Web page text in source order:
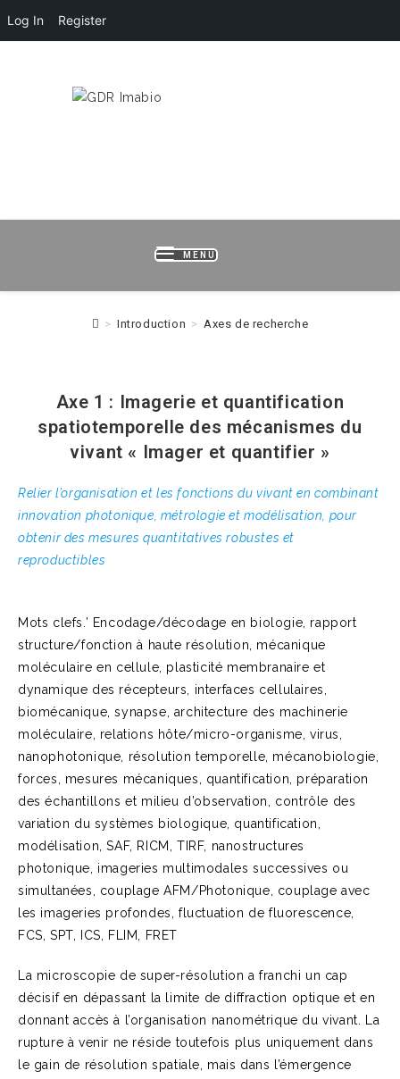
Log In Register
MENU
> Introduction > Axes de recherche
Axe 1 : Imagerie et quantification
spatiotemporelle des mécanismes du
vivant « Imager et quantifier »
Relier l’organisation et les fonctions du vivant en combinant
innovation photonique, métrologie et modélisation, pour
obtenir des mesures quantitatives robustes et
reproductibles
Mots clefs.’ Encodage/décodage en biologie, rapport
structure/fonction à haute résolution, mécanique
moléculaire en cellule, plasticité membranaire et
dynamique des récepteurs, interfaces cellulaires,
biomécanique, synapse, architecture des machinerie
moléculaire, relations hôte/micro-organisme, virus,
nanophotonique, résolution temporelle, mécanobiologie,
forces, mesures mécaniques, quantification, préparation
des échantillons et milieu d’observation, contrôle des
variation du systèmes biologique, quantification,
modélisation, SAF, RICM, TIRF, nanostructures
photonique, imageries multimodales successives ou
simultanées, couplage AFM/Photonique, couplage avec
les imageries profondes, fluctuation de fluorescence,
FCS, SPT, ICS, FLIM, FRET
La microscopie de super-résolution a franchi un cap
décisif en dépassant la limite de diffraction optique et en
donnant accès à l’organisation nanométrique du vivant. La
rupture à venir ne réside toutefois plus uniquement dans
le gain de résolution spatiale, mais dans l’émergence